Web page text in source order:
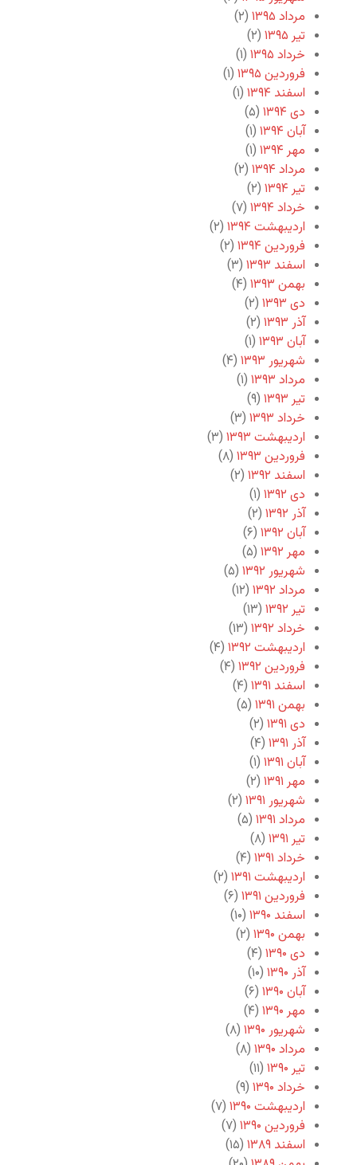
مرداد ۱۳۹۵
(۲)
تیر ۱۳۹۵
(۲)
خرداد ۱۳۹۵
(۱)
فروردین ۱۳۹۵
(۱)
اسفند ۱۳۹۴
(۱)
دی ۱۳۹۴
(۵)
آبان ۱۳۹۴
(۱)
مهر ۱۳۹۴
(۱)
مرداد ۱۳۹۴
(۲)
تیر ۱۳۹۴
(۲)
خرداد ۱۳۹۴
(۷)
اردیبهشت ۱۳۹۴
(۲)
فروردین ۱۳۹۴
(۲)
اسفند ۱۳۹۳
(۳)
بهمن ۱۳۹۳
(۴)
دی ۱۳۹۳
(۲)
آذر ۱۳۹۳
(۲)
آبان ۱۳۹۳
(۱)
شهریور ۱۳۹۳
(۴)
مرداد ۱۳۹۳
(۱)
تیر ۱۳۹۳
(۹)
خرداد ۱۳۹۳
(۳)
اردیبهشت ۱۳۹۳
(۳)
فروردین ۱۳۹۳
(۸)
اسفند ۱۳۹۲
(۲)
دی ۱۳۹۲
(۱)
آذر ۱۳۹۲
(۲)
آبان ۱۳۹۲
(۶)
مهر ۱۳۹۲
(۵)
شهریور ۱۳۹۲
(۵)
مرداد ۱۳۹۲
(۱۲)
تیر ۱۳۹۲
(۱۳)
خرداد ۱۳۹۲
(۱۳)
اردیبهشت ۱۳۹۲
(۴)
فروردین ۱۳۹۲
(۴)
اسفند ۱۳۹۱
(۴)
بهمن ۱۳۹۱
(۵)
دی ۱۳۹۱
(۲)
آذر ۱۳۹۱
(۴)
آبان ۱۳۹۱
(۱)
مهر ۱۳۹۱
(۲)
شهریور ۱۳۹۱
(۲)
مرداد ۱۳۹۱
(۵)
تیر ۱۳۹۱
(۸)
خرداد ۱۳۹۱
(۴)
اردیبهشت ۱۳۹۱
(۲)
فروردین ۱۳۹۱
(۶)
اسفند ۱۳۹۰
(۱۰)
بهمن ۱۳۹۰
(۲)
دی ۱۳۹۰
(۴)
آذر ۱۳۹۰
(۱۰)
آبان ۱۳۹۰
(۶)
مهر ۱۳۹۰
(۴)
شهریور ۱۳۹۰
(۸)
مرداد ۱۳۹۰
(۸)
تیر ۱۳۹۰
(۱۱)
خرداد ۱۳۹۰
(۹)
اردیبهشت ۱۳۹۰
(۷)
فروردین ۱۳۹۰
(۷)
اسفند ۱۳۸۹
(۱۵)